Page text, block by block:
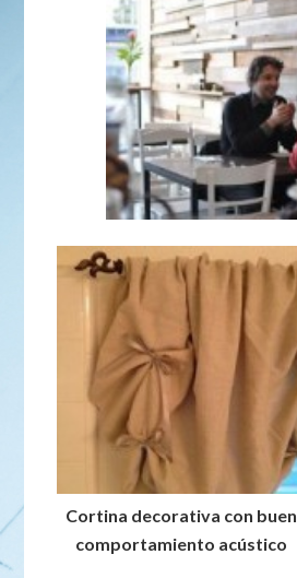
Cortina decorativa con buen
comportamiento acústico